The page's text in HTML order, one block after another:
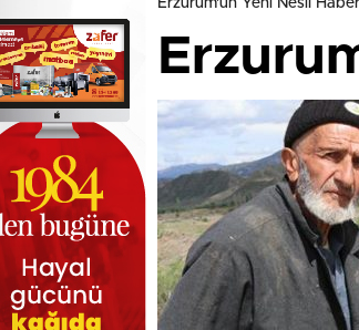
Erzurum'un Yeni Nesil